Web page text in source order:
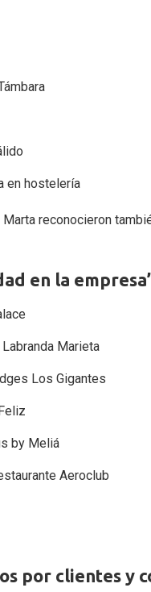
en hostelería
reconocieron
en la
Marieta
Los Gigantes
by Meliá
Aeroclub
por clientes y